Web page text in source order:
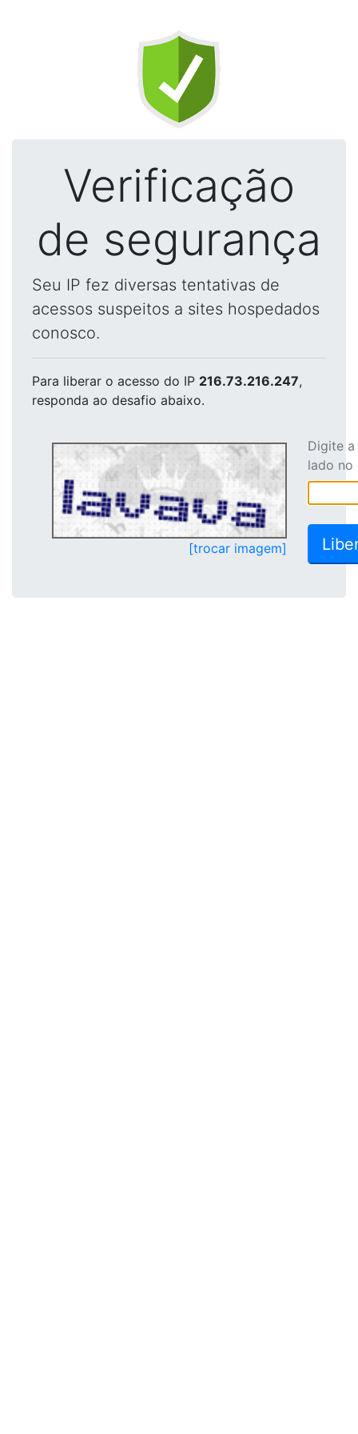
Verificação
de segurança
Seu IP fez diversas tentativas de
acessos suspeitos a sites hospedados
conosco.
Para liberar o acesso do IP 216.73.216.247,
responda ao desafio abaixo.
[trocar imagem]
Digite
lado no